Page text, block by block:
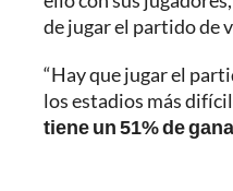
de jugar el partido de
“Hay que jugar el
los estadios más
tiene un 51% de